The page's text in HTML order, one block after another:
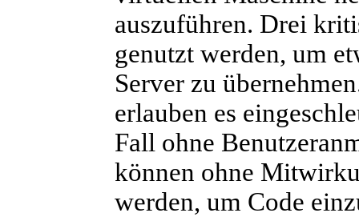
auszuführen. Drei
genutzt werden, um
Server zu
erlauben es
Fall ohne
können ohne
werden, um Code